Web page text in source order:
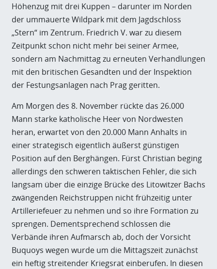
Höhenzug mit drei Kuppen – darunter im Norden
der ummauerte Wildpark mit dem Jagdschloss
„Stern“ im Zentrum. Friedrich V. war zu diesem
Zeitpunkt schon nicht mehr bei seiner Armee,
sondern am Nachmittag zu erneuten Verhandlungen
mit den britischen Gesandten und der Inspektion
der Festungsanlagen nach Prag geritten.
Am Morgen des 8. November rückte das 26.000
Mann starke katholische Heer von Nordwesten
heran, erwartet von den 20.000 Mann Anhalts in
einer strategisch eigentlich äußerst günstigen
Position auf den Berghängen. Fürst Christian beging
allerdings den schweren taktischen Fehler, die sich
langsam über die einzige Brücke des Litowitzer Bachs
zwängenden Reichstruppen nicht frühzeitig unter
Artilleriefeuer zu nehmen und so ihre Formation zu
sprengen. Dementsprechend schlossen die
Verbände ihren Aufmarsch ab, doch der Vorsicht
Buquoys wegen wurde um die Mittagszeit zunächst
ein heftig streitender Kriegsrat einberufen. In diesen